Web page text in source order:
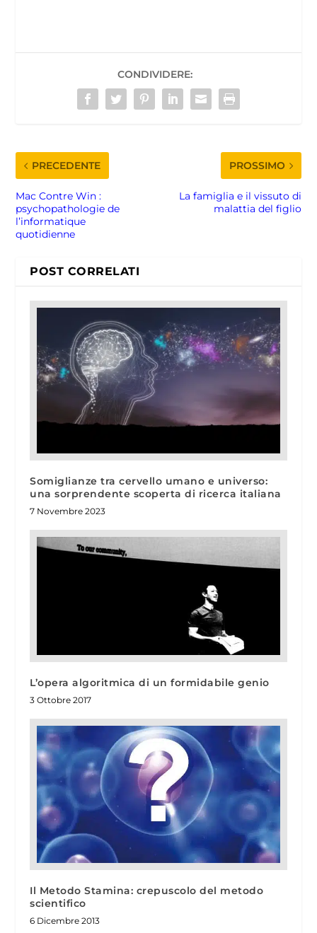
CONDIVIDERE:
PRECEDENTE
Mac Contre Win :
psychopathologie de
l’informatique
quotidienne
PROSSIMO
La famiglia e il vissuto di
malattia del figlio
POST CORRELATI
Somiglianze tra cervello umano e universo:
una sorprendente scoperta di ricerca italiana
7 Novembre 2023
L’opera algoritmica di un formidabile genio
3 Ottobre 2017
Il Metodo Stamina: crepuscolo del metodo
scientifico
6 Dicembre 2013